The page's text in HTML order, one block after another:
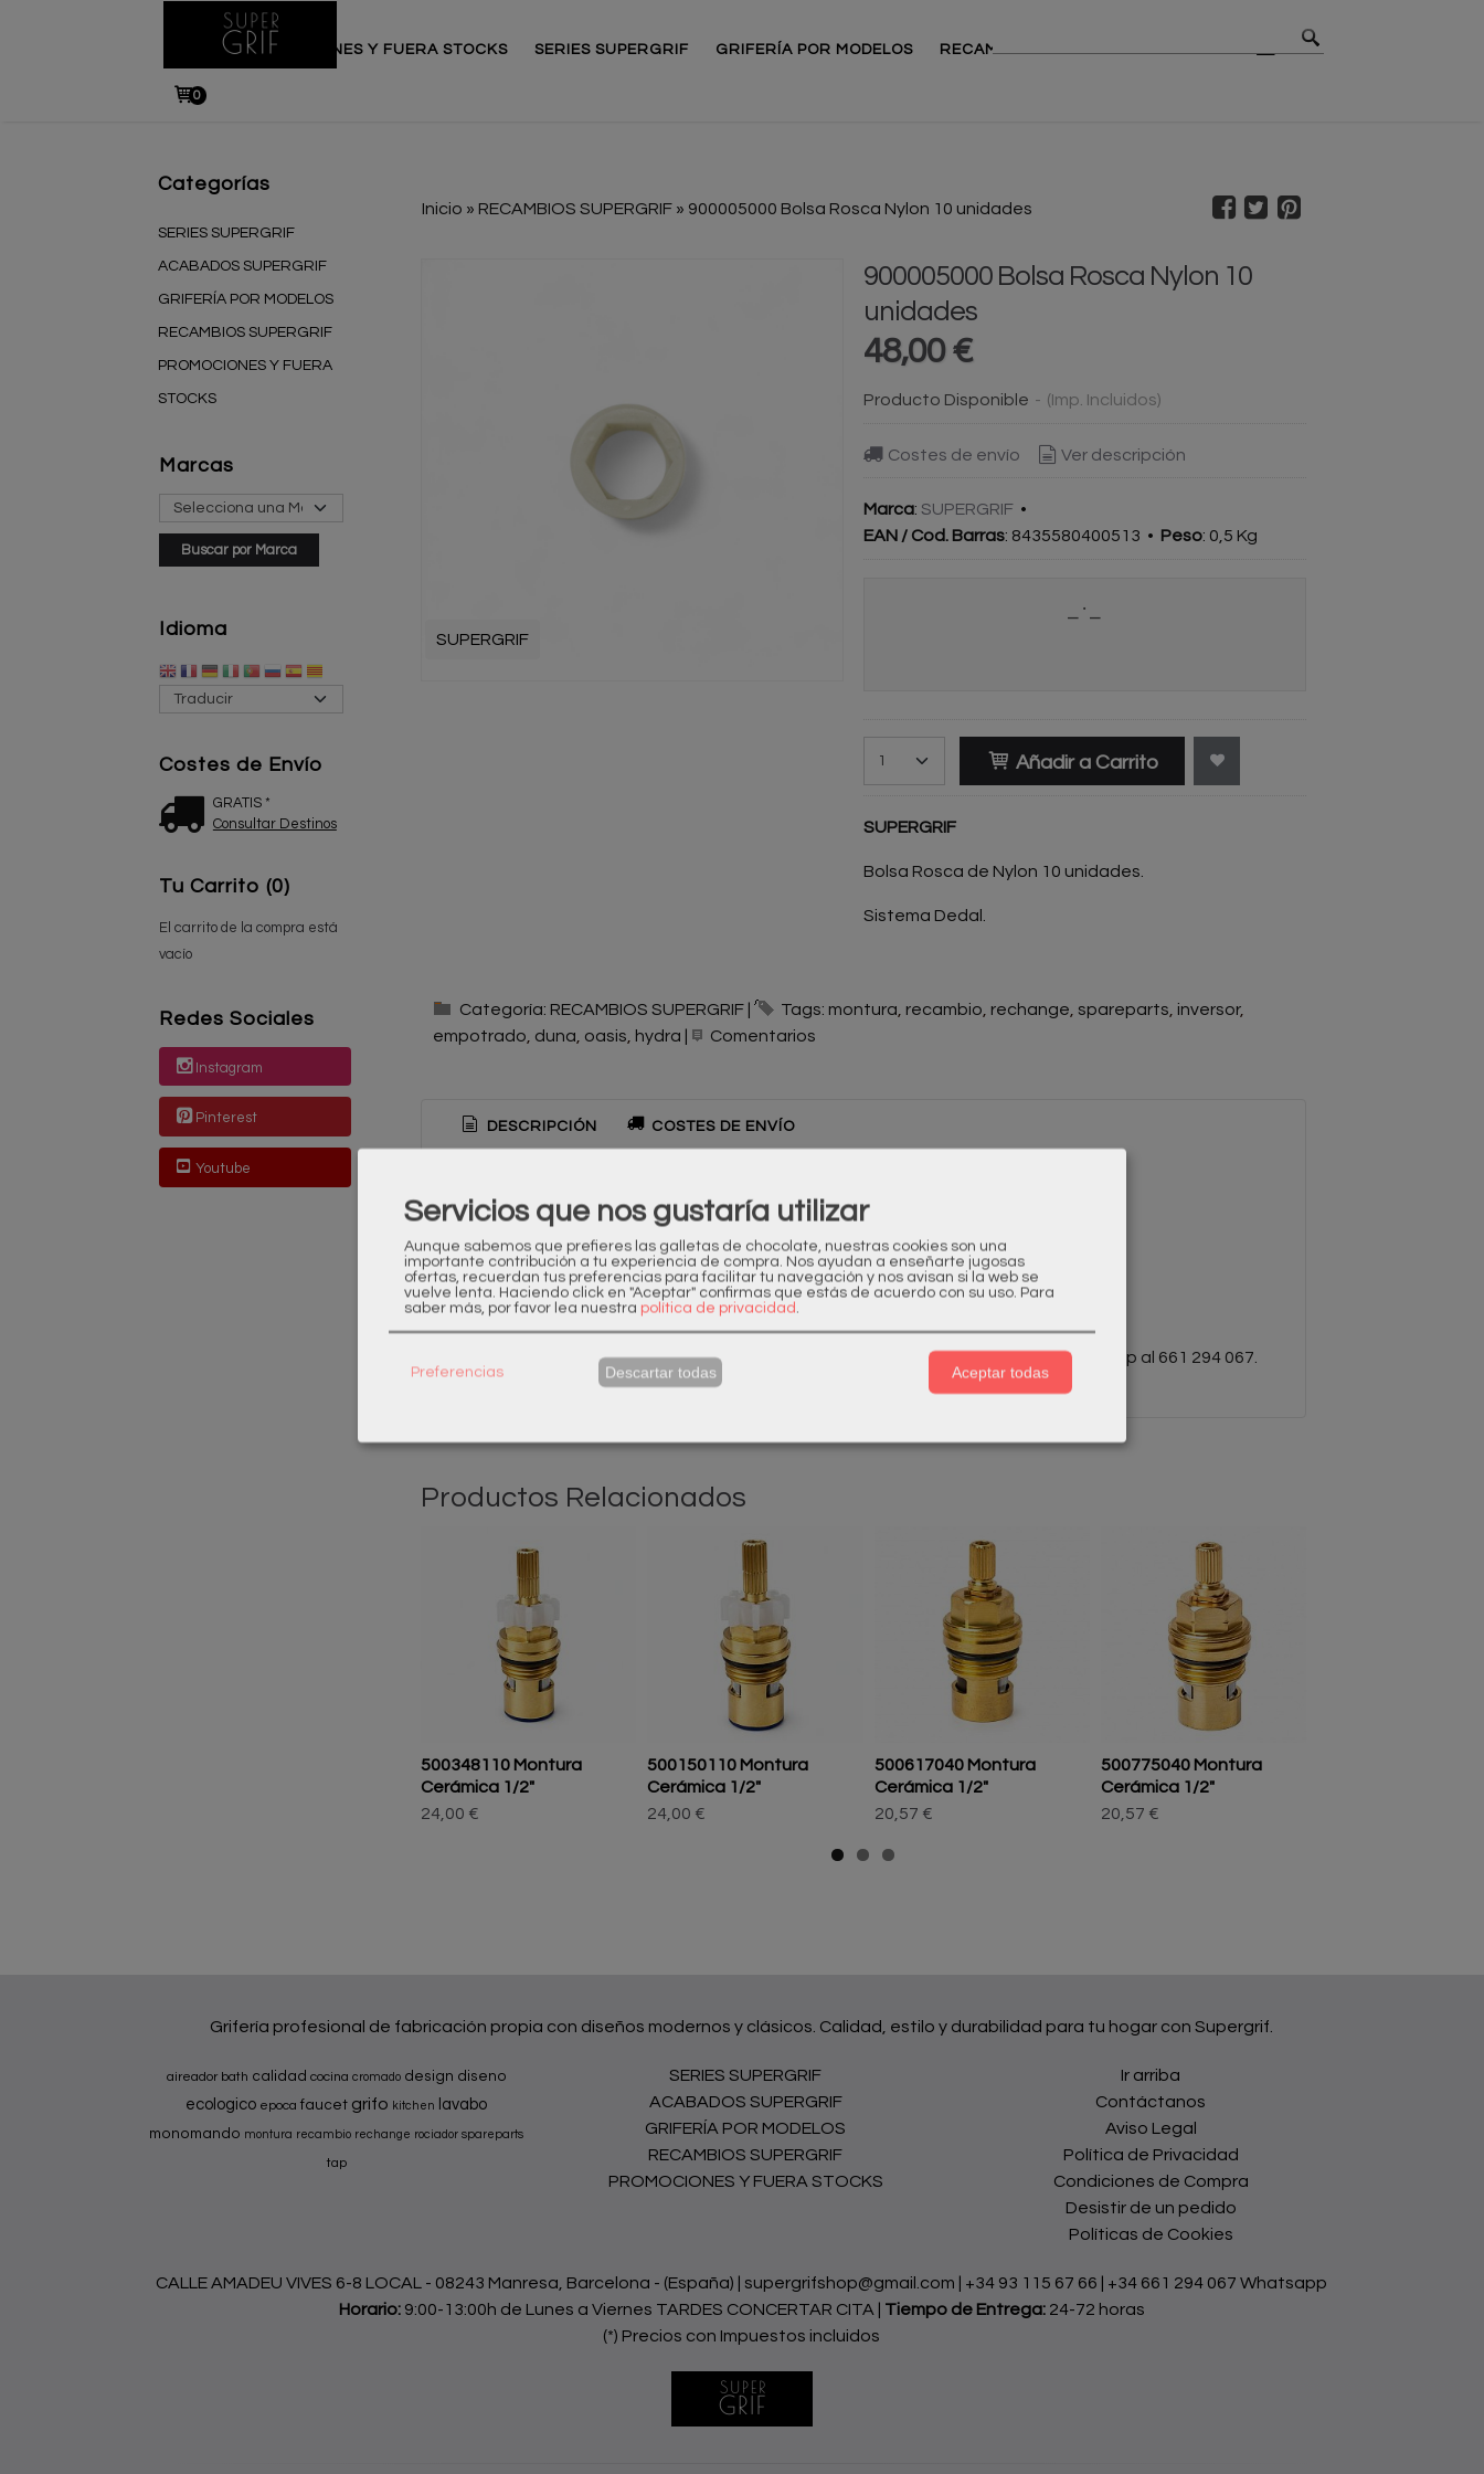
PROMOCIONES Y FUERA STOCKS SERIES SUPERGRIF GRIFERÍA POR MODELOS RECAMBIOS CONTACTO BLOG
0
Categorías
SERIES SUPERGRIF
ACABADOS SUPERGRIF
GRIFERÍA POR MODELOS
RECAMBIOS SUPERGRIF
PROMOCIONES Y FUERA
STOCKS
Marcas
Idioma
Costes de Envío
GRATIS *
Consultar Destinos
Tu Carrito (0)
El carrito de la compra está
vacío
Redes Sociales
Instagram
Pinterest
Youtube
Inicio » RECAMBIOS SUPERGRIF» 900005000 Bolsa Rosca Nylon 10 unidades
SUPERGRIF
900005000 Bolsa Rosca Nylon 10
unidades
48,00 €
Producto Disponible - (Imp. Incluidos)
Costes de envío Ver descripción
Marca: SUPERGRIF•
EAN / Cod. Barras: 8435580400513 • Peso: 0,5 Kg
Añadir a Carrito
SUPERGRIF
Bolsa Rosca de Nylon 10 unidades.
Sistema Dedal.
Categoría: RECAMBIOS SUPERGRIF| Tags: montura recambio rechange spareparts inversor
empotrado duna oasis hydra Comentarios
DESCRIPCIÓN COSTES DE ENVÍO
3 años de Garantía
¿Necesitas más unidades?
¿Tienes alguna duda? Antes de comprar, consulte con nuestros técnicos.
Cualquier consulta pueden contactar en: supergrifshop@gmail.como por WhatsApp al 661 294 067.
Productos Relacionados
500348110 Montura
Cerámica 1/2"
24,00 €
500150110 Montura
Cerámica 1/2"
24,00 €
500617040 Montura
Cerámica 1/2"
20,57 €
500775040 Montura
Cerámica 1/2"
20,57 €
Grifería profesional de fabricación propia con diseños modernos y clásicos. Calidad, estilo y durabilidad para tu hogar con Supergrif.
aireador bath calidad cocina cromado design diseno
ecologico epoca faucet grifo kitchen lavabo
monomando montura recambio rechange rociador spareparts
tap
SERIES SUPERGRIF
ACABADOS SUPERGRIF
GRIFERÍA POR MODELOS
RECAMBIOS SUPERGRIF
PROMOCIONES Y FUERA STOCKS
Ir arriba
Contáctanos
Aviso Legal
Política de Privacidad
Condiciones de Compra
Desistir de un pedido
Políticas de Cookies
CALLE AMADEU VIVES 6-8 LOCAL - 08243 Manresa, Barcelona - (España) | supergrifshop@gmail.com | +34 93 115 67 66
+34 661 294 067 Whatsapp
Horario: 9:00-13:00h de Lunes a Viernes TARDES CONCERTAR CITA | Tiempo de Entrega: 24-72 horas
(*) Precios con Impuestos incluidos
Servicios que nos gustaría utilizar
Aunque sabemos que prefieres las galletas de chocolate, nuestras cookies son una
importante contribución a tu experiencia de compra. Nos ayudan a enseñarte jugosas
ofertas, recuerdan tus preferencias para facilitar tu navegación y nos avisan si la web se
vuelve lenta. Haciendo click en "Aceptar" confirmas que estás de acuerdo con su uso. Para
saber más, por favor lea nuestra política de privacidad.
Preferencias Descartar todas Aceptar todas